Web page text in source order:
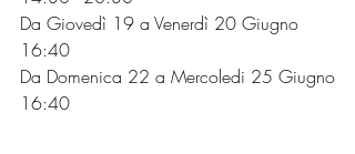
Da Giovedì 19 a Venerdì 20 Giugno
16:40
Da Domenica 22 a Mercoledi 25 Giugno
16:40